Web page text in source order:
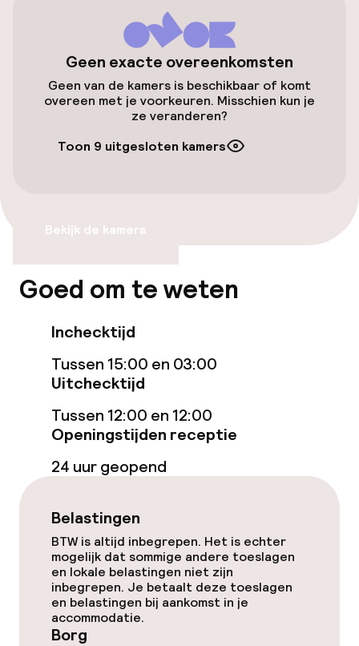
Mogelijk extra kosten
Zwemmen & wellness
Fitnessruimte / gym
Entertainment
Betaalde wifi
Eet- en drinkgelegenheden
24-uurs eetcafé
Eet- en drinkdiensten
Vroeg ontbijt
Geen exacte overeenkomsten
Geen van de kamers is beschikbaar of komt
overeen met je voorkeuren. Misschien kun je
ze veranderen?
Toon 9 uitgesloten kamers
Bekijk de kamers
Goed om te weten
Inchecktijd
Tussen 15:00 en 03:00
Uitchecktijd
Tussen 12:00 en 12:00
Openingstijden receptie
24 uur geopend
Belastingen
BTW is altijd inbegrepen. Het is echter
mogelijk dat sommige andere toeslagen
en lokale belastingen niet zijn
inbegrepen. Je betaalt deze toeslagen
en belastingen bij aankomst in je
accommodatie.
Borg